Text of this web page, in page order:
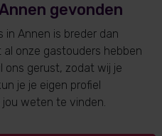
gevonden
in Annen is breder dan
onze gastouders hebben
ons gerust, zodat wij je
je je eigen profiel
weten te vinden.